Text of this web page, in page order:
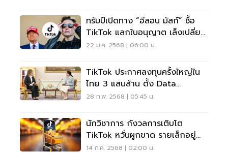
ทรัมป์เปิดทาง “อีลอน มัสก์” ซื้อ
TikTok แลกใบอนุญาต เล็งเปลี่ยน
อนาคตแอปดัง
22 ม.ค. 2568 | 06:00 น.
TikTok ประกาศลงทุนครั้งใหญ่ใน
ไทย 3 แสนล้าน ตั้ง Data
Hosting
28 ก.พ. 2568 | 05:45 น.
นักวิชาการ กังวลการเติบโต
TikTok หวั่นผูกขาด รายเล็กอยู่
ยาก
14 ก.ค. 2568 | 02:00 น.